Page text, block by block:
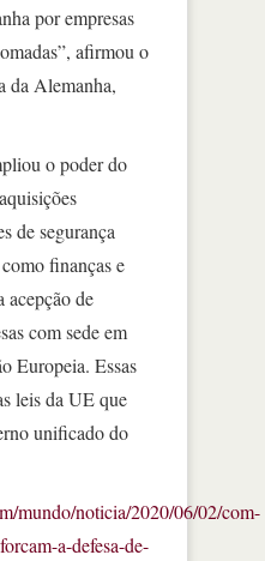
por empresas
afirmou o
da Alemanha,
o poder do
de segurança
finanças e
acepção de
com sede em
Europeia. Essas
leis da UE que
unificado do
mundo/noticia/2020/06/02/com-
a-defesa-de-